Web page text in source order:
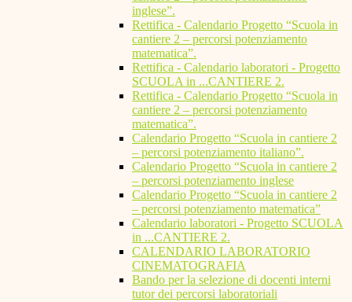
inglese”.
Rettifica - Calendario Progetto “Scuola in
cantiere 2 – percorsi potenziamento
matematica”.
Rettifica - Calendario laboratori - Progetto
SCUOLA in ...CANTIERE 2.
Rettifica - Calendario Progetto “Scuola in
cantiere 2 – percorsi potenziamento
matematica”.
Calendario Progetto “Scuola in cantiere 2
– percorsi potenziamento italiano”.
Calendario Progetto “Scuola in cantiere 2
– percorsi potenziamento inglese
Calendario Progetto “Scuola in cantiere 2
– percorsi potenziamento matematica”
Calendario laboratori - Progetto SCUOLA
in ...CANTIERE 2.
CALENDARIO LABORATORIO
CINEMATOGRAFIA
Bando per la selezione di docenti interni
tutor dei percorsi laboratoriali